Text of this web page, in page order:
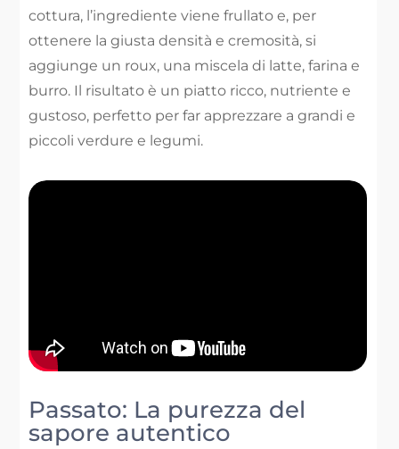
cottura, l’ingrediente viene frullato e, per
ottenere la giusta densità e cremosità, si
aggiunge un roux, una miscela di latte, farina e
burro. Il risultato è un piatto ricco, nutriente e
gustoso, perfetto per far apprezzare a grandi e
piccoli verdure e legumi.
Passato: La purezza del
sapore autentico